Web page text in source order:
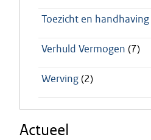
Toezicht en handhaving
Verhuld Vermogen (7)
Werving(2)
Actueel